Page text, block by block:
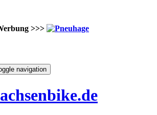
>>>
navigation